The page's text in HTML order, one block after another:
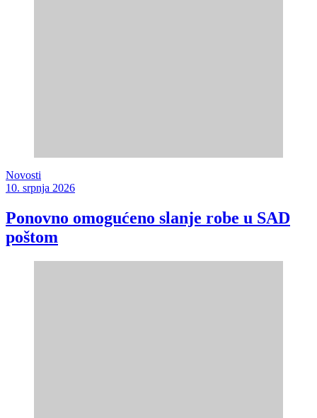
Novosti
10. srpnja 2026
Ponovno omogućeno slanje robe u SAD
poštom